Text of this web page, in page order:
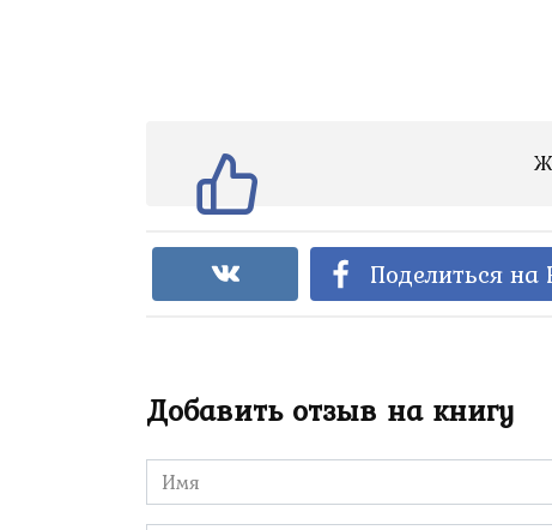
Поделиться на
Добавить отзыв на книгу
Имя
*